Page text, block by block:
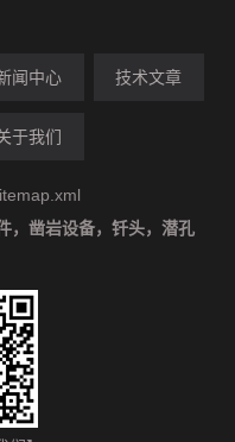
闻中心 技术文章
于我们
，凿岩设备，钎头，潜孔